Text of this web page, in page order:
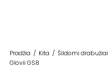
Pradžia / Kita / Šildomi drabužiai
Glovii GS8